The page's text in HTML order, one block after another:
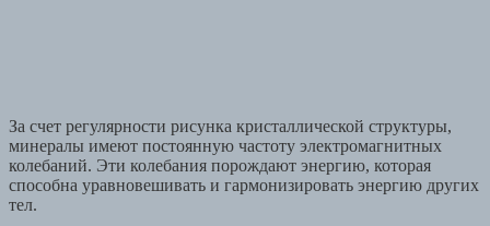
За счет регулярности рисунка кристаллической структуры,
минералы имеют постоянную частоту электромагнитных
колебаний. Эти колебания порождают энергию, которая
способна уравновешивать и гармонизировать энергию других
тел.